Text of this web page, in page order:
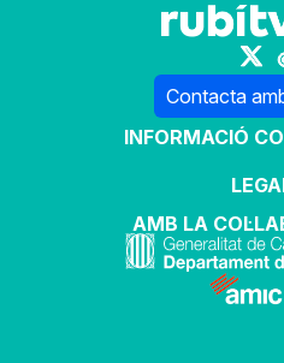
Contacta
INFORMACIÓ
AMB LA